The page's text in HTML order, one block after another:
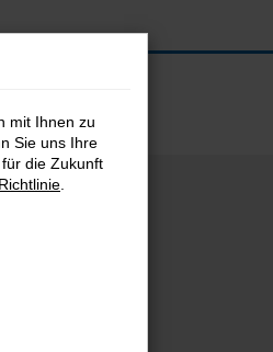
mit Ihnen zu
Sie uns Ihre
die Zukunft